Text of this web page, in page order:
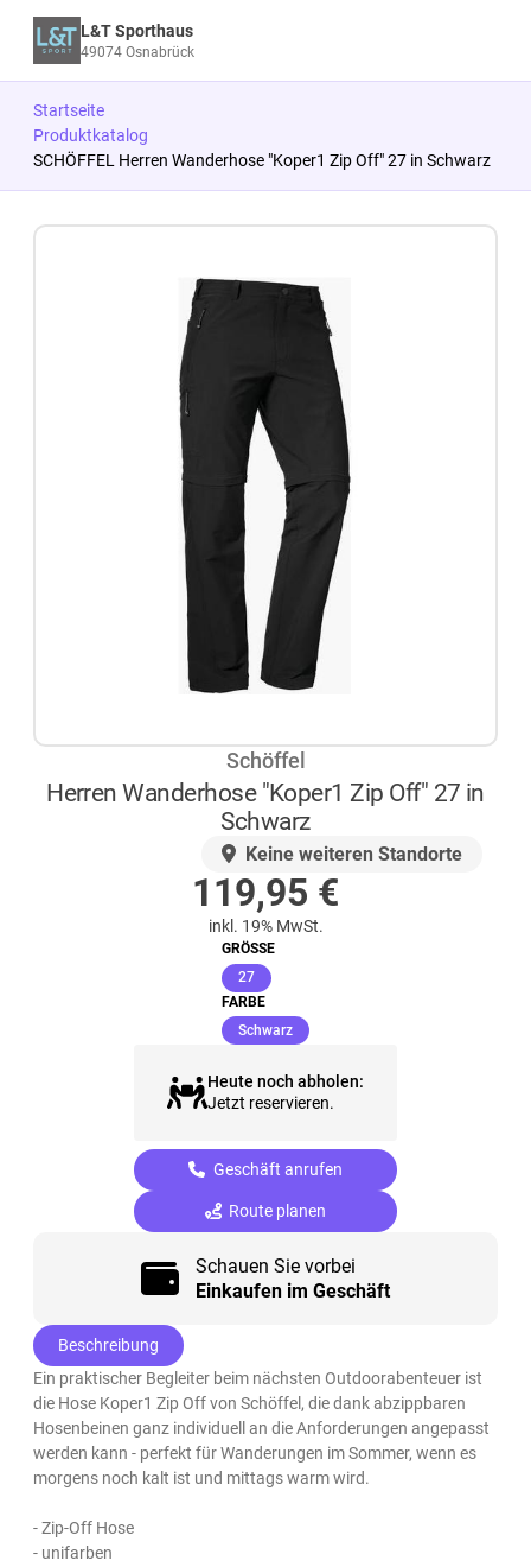
L&T Sporthaus
49074 Osnabrück
Startseite
Produktkatalog
SCHÖFFEL Herren Wanderhose "Koper1 Zip Off" 27 in Schwarz
Schöffel
Herren Wanderhose "Koper1 Zip Off" 27 in
Schwarz
Keine weiteren Standorte
119,95 €
inkl. 19% MwSt.
GRÖSSE
27(ausgewählt)
FARBE
Schwarz(ausgewählt)
Heute noch abholen:
Jetzt reservieren.
Geschäft anrufen
Route planen
Schauen Sie vorbei
Einkaufen im Geschäft
Beschreibung
Ein praktischer Begleiter beim nächsten Outdoorabenteuer ist
die Hose Koper1 Zip Off von Schöffel, die dank abzippbaren
Hosenbeinen ganz individuell an die Anforderungen angepasst
werden kann - perfekt für Wanderungen im Sommer, wenn es
morgens noch kalt ist und mittags warm wird.
- Zip-Off Hose
- unifarben